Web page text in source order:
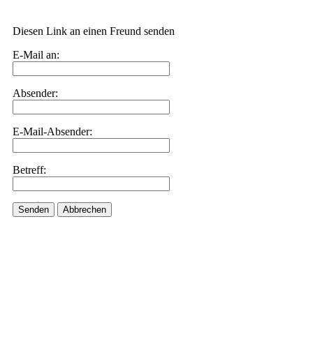
Diesen Link an einen Freund senden
E-Mail an:
Absender:
E-Mail-Absender:
Betreff:
Senden Abbrechen